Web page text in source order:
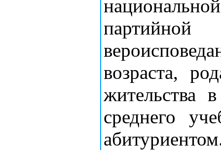
возраста,
жительства
среднего